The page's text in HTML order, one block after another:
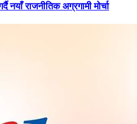
राजनीतिक अग्रगामी मोर्चा